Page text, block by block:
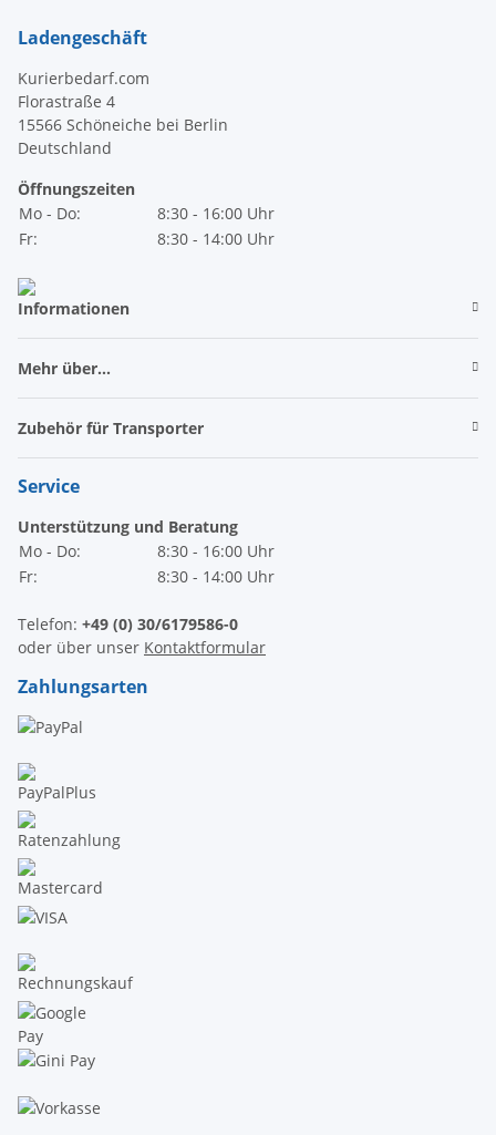
Ladengeschäft
Kurierbedarf.com
Florastraße 4
15566 Schöneiche bei Berlin
Deutschland
Öffnungszeiten
Mo - Do:
8:30 - 16:00 Uhr
Fr:
8:30 - 14:00 Uhr
Informationen
Mehr über...
Zubehör für Transporter
Service
Unterstützung und Beratung
Mo - Do:
8:30 - 16:00 Uhr
Fr:
8:30 - 14:00 Uhr
Telefon: +49 (0) 30/6179586-0
oder über unser Kontaktformular
Zahlungsarten